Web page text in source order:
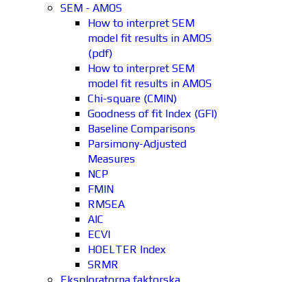
SEM - AMOS
How to interpret SEM
model fit results in AMOS
(pdf)
How to interpret SEM
model fit results in AMOS
Chi-square (CMIN)
Goodness of fit Index (GFI)
Baseline Comparisons
Parsimony-Adjusted
Measures
NCP
FMIN
RMSEA
AIC
ECVI
HOELTER Index
SRMR